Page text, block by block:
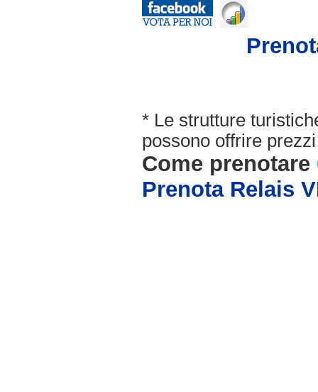
* Le strutture
possono offrire
Come prenotare
Prenota Relais